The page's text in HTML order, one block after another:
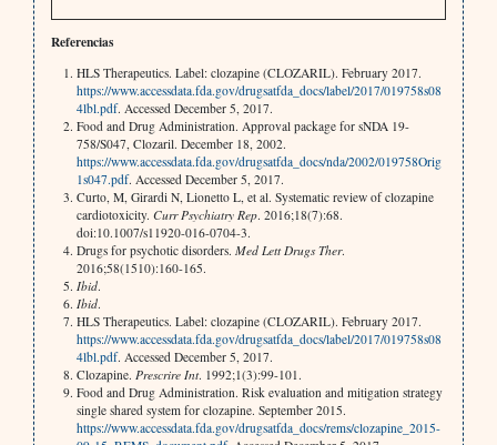
Referencias
HLS Therapeutics. Label: clozapine (CLOZARIL). February 2017.
https://www.accessdata.fda.gov/drugsatfda_docs/label/2017/019758s08
4lbl.pdf. Accessed December 5, 2017.
Food and Drug Administration. Approval package for sNDA 19-
758/S047, Clozaril. December 18, 2002.
https://www.accessdata.fda.gov/drugsatfda_docs/nda/2002/019758Orig
1s047.pdf. Accessed December 5, 2017.
Curto, M, Girardi N, Lionetto L, et al. Systematic review of clozapine
cardiotoxicity. Curr Psychiatry Rep. 2016;18(7):68.
doi:10.1007/s11920-016-0704-3.
Drugs for psychotic disorders. Med Lett Drugs Ther.
2016;58(1510):160-165.
Ibid.
Ibid.
HLS Therapeutics. Label: clozapine (CLOZARIL). February 2017.
https://www.accessdata.fda.gov/drugsatfda_docs/label/2017/019758s08
4lbl.pdf. Accessed December 5, 2017.
Clozapine. Prescrire Int. 1992;1(3):99-101.
Food and Drug Administration. Risk evaluation and mitigation strategy
single shared system for clozapine. September 2015.
https://www.accessdata.fda.gov/drugsatfda_docs/rems/clozapine_2015-